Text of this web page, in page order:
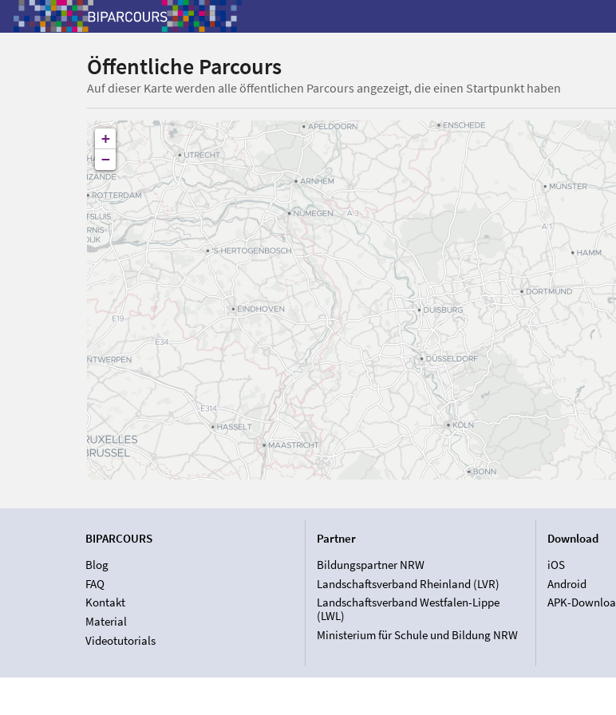
Öffentliche Parcours
Auf dieser Karte werden alle öffentlichen Parcours angezeigt, die einen Startpunkt haben
+
−
BIPARCOURS
Blog
FAQ
Kontakt
Material
Videotutorials
Partner
Bildungspartner NRW
Landschaftsverband Rheinland (LVR)
Landschaftsverband Westfalen-Lippe
(LWL)
Ministerium für Schule und Bildung NRW
Download
iOS
Android
APK-